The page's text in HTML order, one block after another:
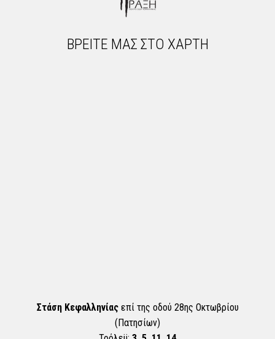
ΒΡΕΙΤΕ ΜΑΣ ΣΤΟ ΧΑΡΤΗ
Στάση Κεφαλληνίας επί της οδού 28ης Οκτωβρίου
(Πατησίων)